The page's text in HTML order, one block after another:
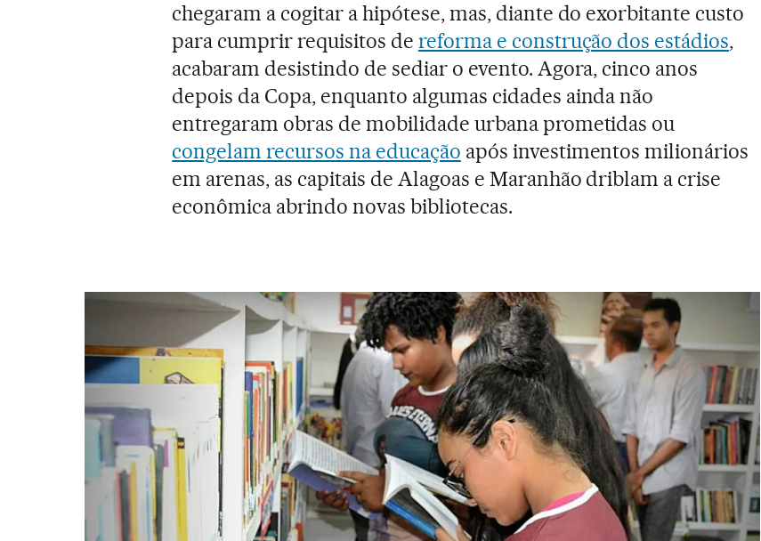
chegaram a cogitar a hipótese, mas, diante do exorbitante custo
para cumprir requisitos de reforma e construção dos estádios,
acabaram desistindo de sediar o evento. Agora, cinco anos
depois da Copa, enquanto algumas cidades ainda não
entregaram obras de mobilidade urbana prometidas ou
congelam recursos na educação após investimentos milionários
em arenas, as capitais de Alagoas e Maranhão driblam a crise
econômica abrindo novas bibliotecas.